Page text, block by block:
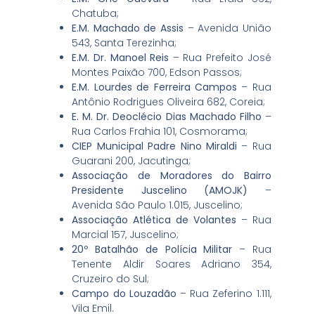
Chatuba;
E.M. Machado de Assis – Avenida União
543, Santa Terezinha;
E.M. Dr. Manoel Reis – Rua Prefeito José
Montes Paixão 700, Edson Passos;
E.M. Lourdes de Ferreira Campos – Rua
Antônio Rodrigues Oliveira 682, Coreia;
E. M. Dr. Deoclécio Dias Machado Filho –
Rua Carlos Frahia 101, Cosmorama;
CIEP Municipal Padre Nino Miraldi – Rua
Guarani 200, Jacutinga;
Associação de Moradores do Bairro
Presidente Juscelino (AMOJK)
–
Avenida São Paulo 1.015, Juscelino;
Associação Atlética de Volantes – Rua
Marcial 157, Juscelino;
20º Batalhão de Polícia Militar – Rua
Tenente Aldir Soares Adriano 354,
Cruzeiro do Sul;
Campo do Louzadão – Rua Zeferino 1.111,
Vila Emil.